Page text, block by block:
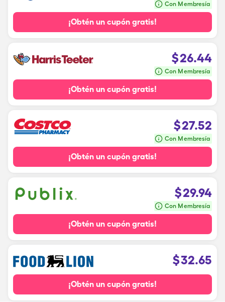
Con Membresía
¡Obtén un cupón gratis!
$26.44
Con Membresía
¡Obtén un cupón gratis!
$27.52
Con Membresía
¡Obtén un cupón gratis!
$29.94
Con Membresía
¡Obtén un cupón gratis!
$32.65
¡Obtén un cupón gratis!